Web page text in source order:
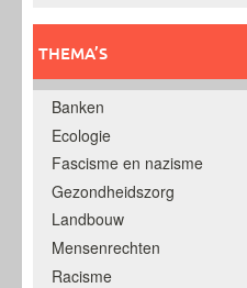
THEMA’S
Banken
Ecologie
Fascisme en nazisme
Gezondheidszorg
Landbouw
Mensenrechten
Racisme